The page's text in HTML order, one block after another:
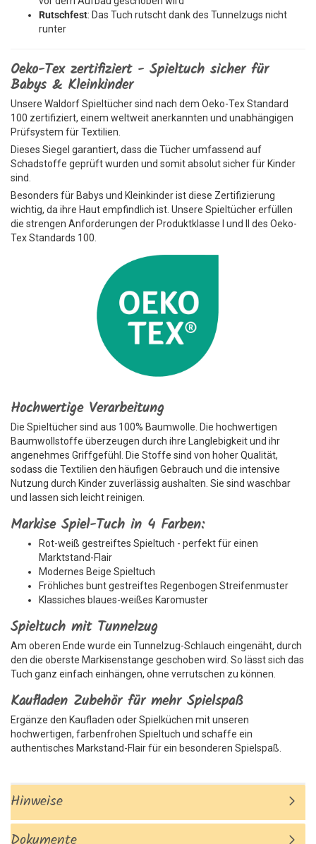
Rutschfest: Das Tuch rutscht dank des Tunnelzugs nicht
runter
Oeko-Tex zertifiziert - Spieltuch sicher für
Babys & Kleinkinder
Unsere Waldorf Spieltücher sind nach dem Oeko-Tex Standard
100 zertifiziert, einem weltweit anerkannten und unabhängigen
Prüfsystem für Textilien.
Dieses Siegel garantiert, dass die Tücher umfassend auf
Schadstoffe geprüft wurden und somit absolut sicher für Kinder
sind.
Besonders für Babys und Kleinkinder ist diese Zertifizierung
wichtig, da ihre Haut empfindlich ist. Unsere Spieltücher erfüllen
die strengen Anforderungen der Produktklasse I und II des Oeko-
Tex Standards 100.
Hochwertige Verarbeitung
Die Spieltücher sind aus 100% Baumwolle. Die hochwertigen
Baumwollstoffe überzeugen durch ihre Langlebigkeit und ihr
angenehmes Griffgefühl. Die Stoffe sind von hoher Qualität,
sodass die Textilien den häufigen Gebrauch und die intensive
Nutzung durch Kinder zuverlässig aushalten. Sie sind waschbar
und lassen sich leicht reinigen.
Markise Spiel-Tuch in 4 Farben:
Rot-weiß gestreiftes Spieltuch - perfekt für einen
Marktstand-Flair
Modernes Beige Spieltuch
Fröhliches bunt gestreiftes Regenbogen Streifenmuster
Klassiches blaues-weißes Karomuster
Spieltuch mit Tunnelzug
Am oberen Ende wurde ein Tunnelzug-Schlauch eingenäht, durch
den die oberste Markisenstange geschoben wird. So lässt sich das
Tuch ganz einfach einhängen, ohne verrutschen zu können.
Kaufladen Zubehör für mehr Spielspaß
Ergänze den Kaufladen oder Spielküchen mit unseren
hochwertigen, farbenfrohen Spieltuch und schaffe ein
authentisches Markstand-Flair für ein besonderen Spielspaß.
Hinweise